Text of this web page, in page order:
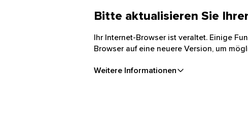
Bitte aktualisieren Sie
Ihr Internet-Browser ist veraltet. Einige
Browser auf eine neuere Version, um
Weitere Informationen